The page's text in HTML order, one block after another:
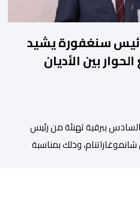
سنغفورة يشيد
بين الأديان
ببرقية تهنئة من رئيس
وذلك بمناسبة